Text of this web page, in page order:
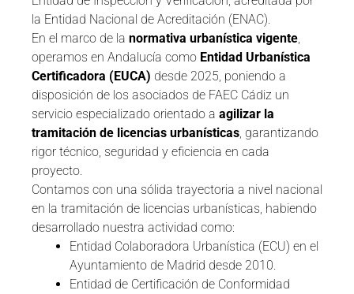
la Entidad Nacional de Acreditación (ENAC).
En el marco de la normativa urbanística vigente
operamos en Andalucía como Entidad Urbanística
Certificadora (EUCA) desde 2025, poniendo a
disposición de los asociados de FAEC Cádiz un
servicio especializado orientado a agilizar la
tramitación de licencias urbanísticas , garantizando
rigor técnico, seguridad y eficiencia en cada
proyecto.
Contamos con una sólida trayectoria a nivel nacional
en la tramitación de licencias urbanísticas, habiendo
desarrollado nuestra actividad como:
Entidad Colaboradora Urbanística (ECU) en el
Ayuntamiento de Madrid desde 2010.
Entidad de Certificación de Conformidad